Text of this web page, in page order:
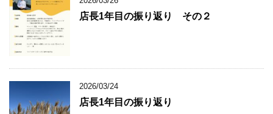
店長1年目の振り返り その２
2026/03/24
店長1年目の振り返り